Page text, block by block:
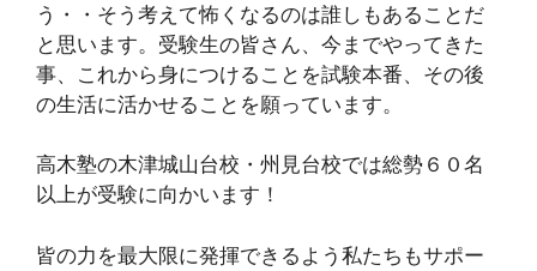
う・・そう考えて怖くなるのは誰しもあることだ
と思います。受験生の皆さん、今までやってきた
事、これから身につけることを試験本番、その後
の生活に活かせることを願っています。
高木塾の木津城山台校・州見台校では総勢６０名
以上が受験に向かいます！
皆の力を最大限に発揮できるよう私たちもサポー